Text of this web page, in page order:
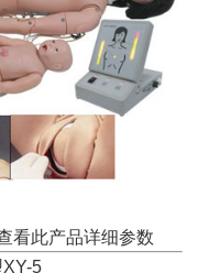
看此产品详细参数
5